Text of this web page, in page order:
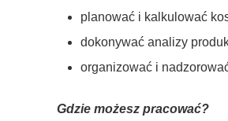
planować i kalkulować
dokonywać analizy
organizować i
Gdzie możesz pracować?